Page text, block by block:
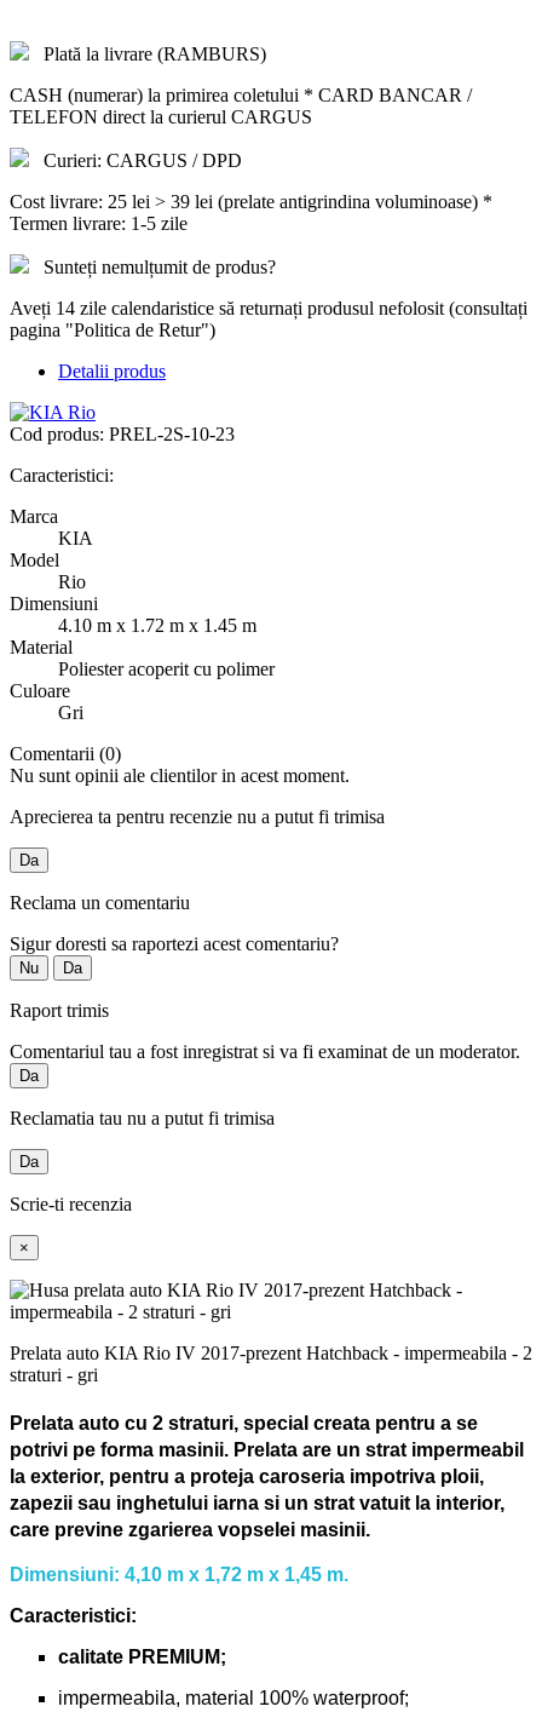
Plată la livrare (RAMBURS)
CASH (numerar) la primirea coletului * CARD BANCAR /
TELEFON direct la curierul CARGUS
Curieri: CARGUS / DPD
Cost livrare: 25 lei > 39 lei (prelate antigrindina voluminoase) *
Termen livrare: 1-5 zile
Sunteți nemulțumit de produs?
Aveți 14 zile calendaristice să returnați produsul nefolosit (consultați
pagina "Politica de Retur")
Detalii produs
Cod produs: PREL-2S-10-23
Caracteristici:
Marca
KIA
Model
Rio
Dimensiuni
4.10 m x 1.72 m x 1.45 m
Material
Poliester acoperit cu polimer
Culoare
Gri
Comentarii (0)
Nu sunt opinii ale clientilor in acest moment.
Aprecierea ta pentru recenzie nu a putut fi trimisa
Da
Reclama un comentariu
Sigur doresti sa raportezi acest comentariu?
Nu Da
Raport trimis
Comentariul tau a fost inregistrat si va fi examinat de un moderator.
Da
Reclamatia tau nu a putut fi trimisa
Da
Scrie-ti recenzia
×
Prelata auto KIA Rio IV 2017-prezent Hatchback - impermeabila - 2
straturi - gri
Prelata auto cu 2 straturi, special creata pentru a se
potrivi pe forma masinii. Prelata are un strat impermeabil
la exterior, pentru a proteja caroseria impotriva ploii,
zapezii sau inghetului iarna si un strat vatuit la interior,
care previne zgarierea vopselei masinii.
Dimensiuni: 4,10 m x 1,72 m x 1,45 m.
Caracteristici:
calitate PREMIUM;
impermeabila, material 100% waterproof;